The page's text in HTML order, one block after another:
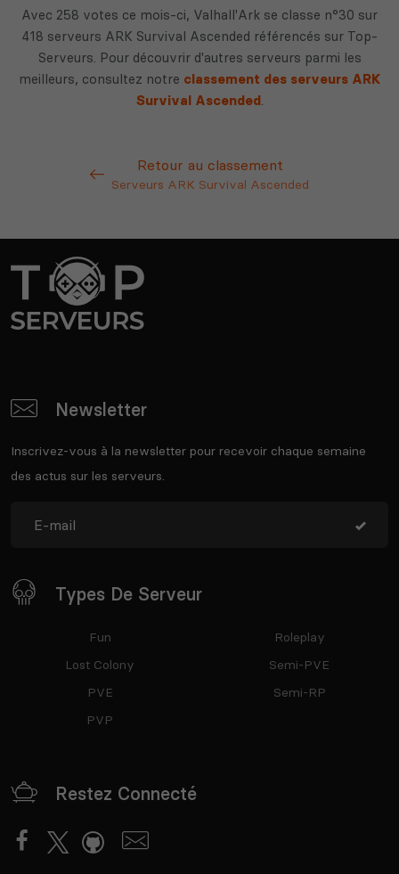
Avec 258 votes ce mois-ci, Valhall'Ark se classe n°30 sur
418 serveurs ARK Survival Ascended référencés sur Top-
Serveurs. Pour découvrir d'autres serveurs parmi les
meilleurs, consultez notre classement des serveurs ARK
Survival Ascended.
Retour au classement
Serveurs ARK Survival Ascended
Newsletter
Inscrivez-vous à la newsletter pour recevoir chaque semaine
des actus sur les serveurs.
Types De Serveur
Fun
Lost Colony
PVE
PVP
Roleplay
Semi-PVE
Semi-RP
Restez Connecté